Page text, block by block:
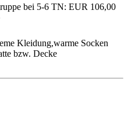
bei 5-6 TN: EUR 106,00
Kleidung,warme Socken
bzw. Decke